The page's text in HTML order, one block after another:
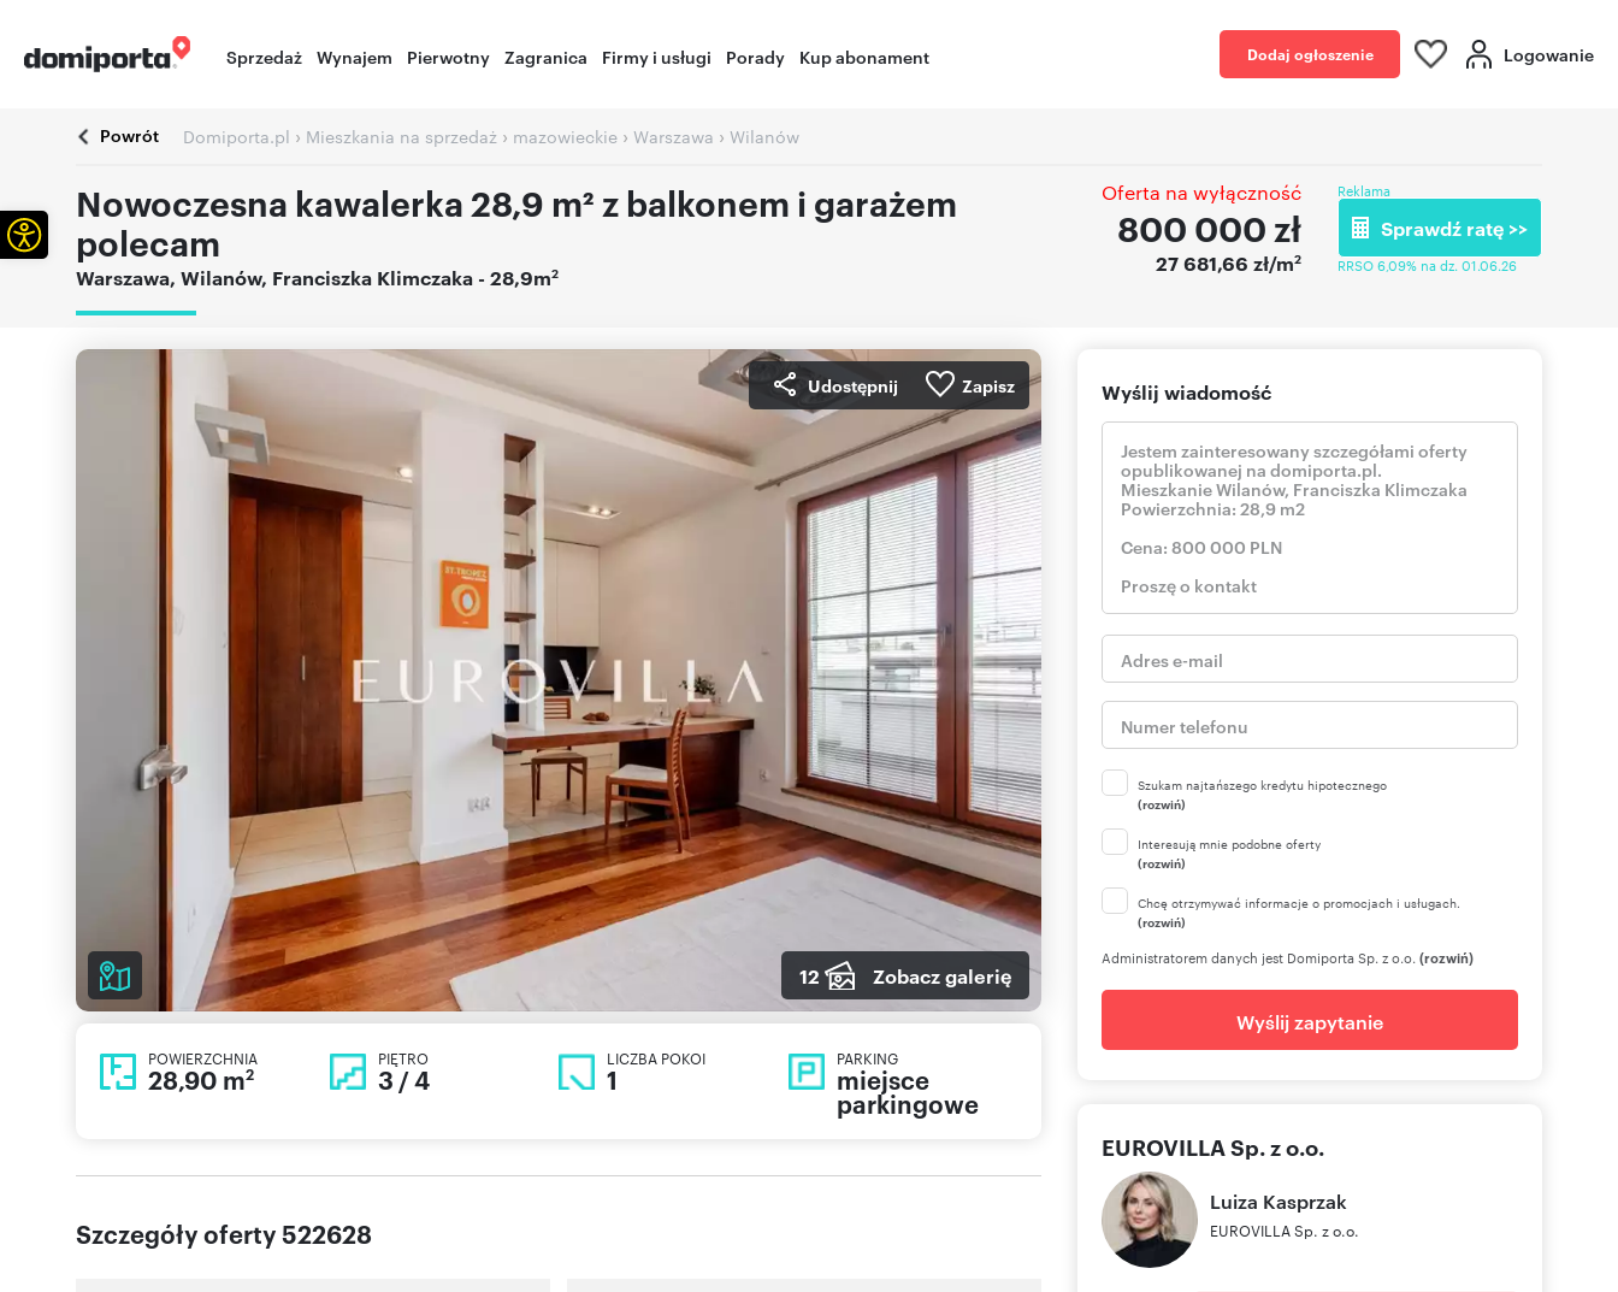
Sprzedaż Wynajem Pierwotny Zagranica Firmy i usługi Porady Kup abonament Dodaj ogłoszenie Logowanie
Powrót Domiporta.pl › Mieszkania na sprzedaż › mazowieckie › Warszawa › Wilanów
Nowoczesna kawalerka 28,9 m² z balkonem i garażem
polecam
Warszawa, Wilanów, Franciszka Klimczaka - 28,9m2
Oferta na wyłączność
800 000 zł
27 681,66 zł/m2
Reklama
Sprawdź ratę >>
RRSO 6,09% na dz. 01.06.26
Udostępnij Zapisz
12 Zobacz galerię
POWIERZCHNIA
28,90 m2
PIĘTRO
3 / 4
LICZBA POKOI
1
PARKING
miejsce
parkingowe
Szczegóły oferty 522628
Wyślij wiadomość
Szukam najtańszego kredytu hipotecznego
(rozwiń)
Interesują mnie podobne oferty
(rozwiń)
Chcę otrzymywać informacje o promocjach i usługach.
(rozwiń)
Administratorem danych jest Domiporta Sp. z o.o. (rozwiń)
Wyślij zapytanie
EUROVILLA Sp. z o.o.
Luiza Kasprzak
EUROVILLA Sp. z o.o.
Otwórz pasek narzędzi